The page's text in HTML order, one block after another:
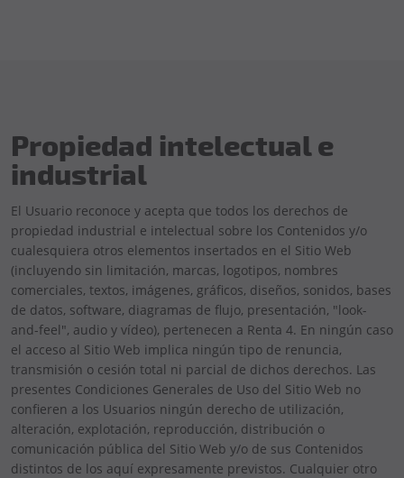
Propiedad intelectual e
industrial
El Usuario reconoce y acepta que todos los derechos de
propiedad industrial e intelectual sobre los Contenidos y/o
cualesquiera otros elementos insertados en el Sitio Web
(incluyendo sin limitación, marcas, logotipos, nombres
comerciales, textos, imágenes, gráficos, diseños, sonidos, bases
de datos, software, diagramas de flujo, presentación, "look-
and-feel", audio y vídeo), pertenecen a Renta 4. En ningún caso
el acceso al Sitio Web implica ningún tipo de renuncia,
transmisión o cesión total ni parcial de dichos derechos. Las
presentes Condiciones Generales de Uso del Sitio Web no
confieren a los Usuarios ningún derecho de utilización,
alteración, explotación, reproducción, distribución o
comunicación pública del Sitio Web y/o de sus Contenidos
distintos de los aquí expresamente previstos. Cualquier otro